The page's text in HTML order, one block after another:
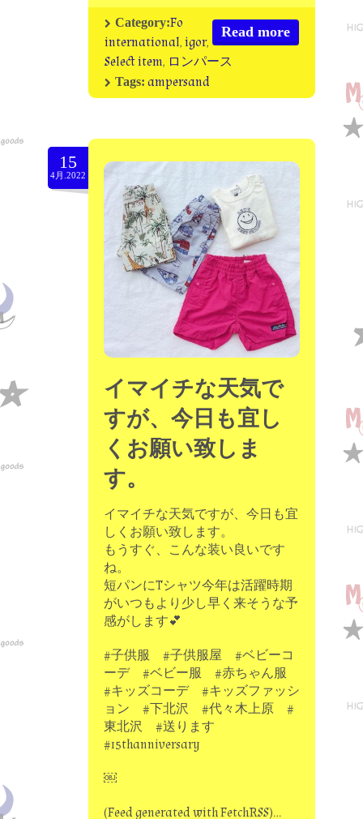
Read more
Category:Fo
international,igor,
Select item, ロンパース
Tags: ampersand
15
4月.2022
イマイチな天気で
すが、今日も宜し
くお願い致しま
す。
イマイチな天気ですが、今日も宜
しくお願い致します。
もうすぐ、こんな装い良いです
ね。
短パンにTシャツ今年は活躍時期
がいつもより少し早く来そうな予
感がします💕
#子供服 #子供服屋 #ベビーコ
ーデ #ベビー服 #赤ちゃん服
#キッズコーデ #キッズファッシ
ョン #下北沢 #代々木上原 #
東北沢 #送ります
#15thanniversary
￼
(Feed generated with FetchRSS)…